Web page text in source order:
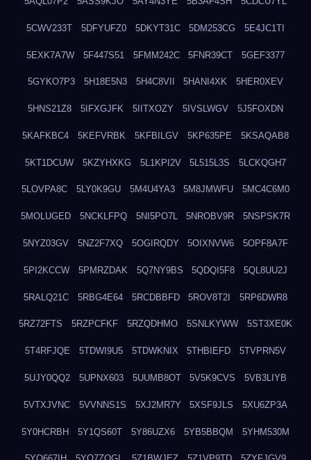
5CWV233T 5DFYUFZ0 5DKYT31C 5DM253CG 5E4JC1TI
5EXK7A7W 5F447S51 5FMM242C 5FNR39CT 5GEF3377
5GYKO7P3 5H18E5N3 5H4C8VII 5HANI4XK 5HER0XEV
5HNS21Z8 5IFXGJFK 5IITXOZY 5IVSLWGV 5J5FOXDN
5KAFKBC4 5KEFVRBK 5KFBILGV 5KP635PE 5KSAQAB8
5KT1DCUW 5KZYHXKG 5L1KPI2V 5L515L3S 5LCKQGH7
5LOVPA8C 5LY0K9GU 5M4U4YA3 5M8JMWFU 5MC4C6M0
5MOLUGED 5NCKLFPQ 5NI5PO7L 5NROBV9R 5NSPSK7R
5NYZ03GV 5NZ2F7XQ 5OGIRQDY 5OIXNVW6 5OPF8A7F
5PI2KCCW 5PMRZDAK 5Q7NY9BS 5QDQI5F8 5QL8UU2J
5RALQ21C 5RBG4E64 5RCDBBFD 5ROV8T2I 5RP6DWR8
5RZ72FTS 5RZPCFKF 5RZQDHMO 5SNLKYWW 5ST3XE0K
5T4RFJQE 5TDWI9U5 5TDWKNIX 5THBIEFD 5TVPRN5V
5UJY0QQ2 5UPNX603 5UUMB8OT 5V5K9CVS 5VB3LIYB
5VTXJVNC 5VVNNS1S 5XJ2MR7Y 5XSF9JLS 5XU6ZP3A
5Y0HCRBH 5Y1QS60T 5Y86UZX6 5YB5BBQM 5YHM530M